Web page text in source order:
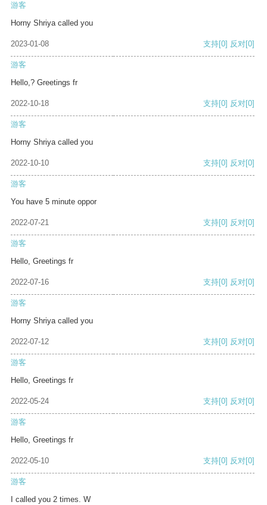
游客
Horny Shriya called you
2023-01-08 支持[0] 反对[0]
游客
Hello,? Greetings fr
2022-10-18 支持[0] 反对[0]
游客
Horny Shriya called you
2022-10-10 支持[0] 反对[0]
游客
You have 5 minute oppor
2022-07-21 支持[0] 反对[0]
游客
Hello, Greetings fr
2022-07-16 支持[0] 反对[0]
游客
Horny Shriya called you
2022-07-12 支持[0] 反对[0]
游客
Hello, Greetings fr
2022-05-24 支持[0] 反对[0]
游客
Hello, Greetings fr
2022-05-10 支持[0] 反对[0]
游客
I called you 2 times. W